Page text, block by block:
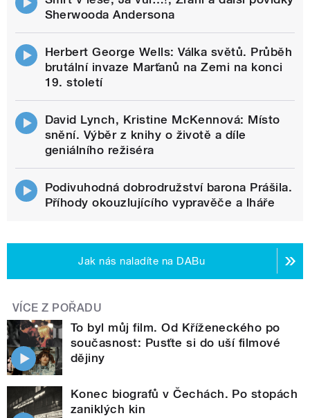
Sherwooda Andersona
Herbert George Wells: Válka světů. Průběh
brutální invaze Marťanů na Zemi na konci
19. století
David Lynch, Kristine McKennová: Místo
snění. Výběr z knihy o životě a díle
geniálního režiséra
Podivuhodná dobrodružství barona Prášila.
Příhody okouzlujícího vypravěče a lháře
Jak nás naladíte na DABu
VÍCE Z POŘADU
To byl můj film. Od Kříženeckého po
současnost: Pusťte si do uší filmové
dějiny
Konec biografů v Čechách. Po stopách
zaniklých kin